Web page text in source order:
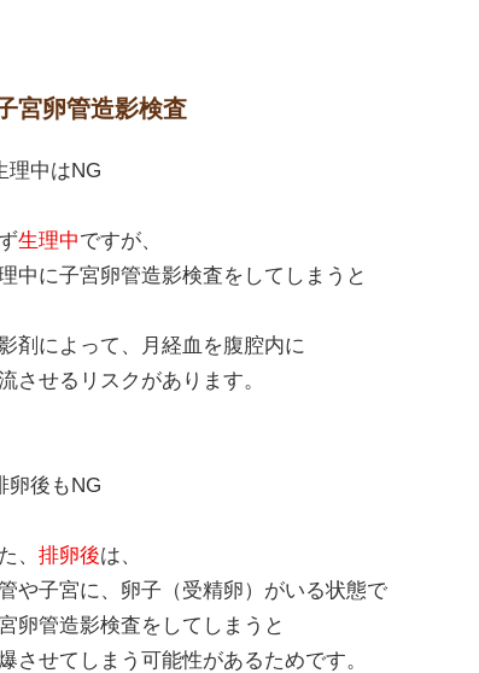
宮卵管造影検査
理中はNG
生理中ですが、
中に子宮卵管造影検査をしてしまうと
剤によって、月経血を腹腔内に
させるリスクがあります。
卵後もNG
、 排卵後は、
や子宮に、卵子（受精卵）がいる状態で
卵管造影検査をしてしまうと
させてしまう可能性があるためです。